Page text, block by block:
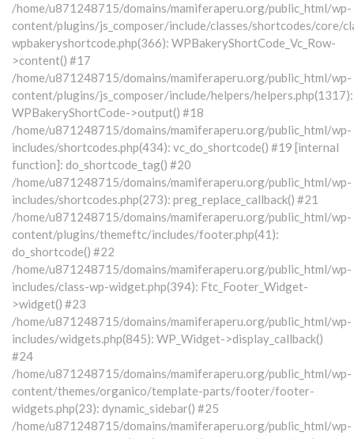
/home/u871248715/domains/mamiferaperu.org/public_html/wp-
content/plugins/js_composer/include/classes/shortcodes/core/
wpbakeryshortcode.php(366): WPBakeryShortCode_Vc_Row-
>content() #17
/home/u871248715/domains/mamiferaperu.org/public_html/wp-
content/plugins/js_composer/include/helpers/helpers.php(1317):
WPBakeryShortCode->output() #18
/home/u871248715/domains/mamiferaperu.org/public_html/wp-
includes/shortcodes.php(434): vc_do_shortcode() #19 [internal
function]: do_shortcode_tag() #20
/home/u871248715/domains/mamiferaperu.org/public_html/wp-
includes/shortcodes.php(273): preg_replace_callback() #21
/home/u871248715/domains/mamiferaperu.org/public_html/wp-
content/plugins/themeftc/includes/footer.php(41):
do_shortcode() #22
/home/u871248715/domains/mamiferaperu.org/public_html/wp-
includes/class-wp-widget.php(394): Ftc_Footer_Widget-
>widget() #23
/home/u871248715/domains/mamiferaperu.org/public_html/wp-
includes/widgets.php(845): WP_Widget->display_callback()
#24
/home/u871248715/domains/mamiferaperu.org/public_html/wp-
content/themes/organico/template-parts/footer/footer-
widgets.php(23): dynamic_sidebar() #25
/home/u871248715/domains/mamiferaperu.org/public_html/wp-